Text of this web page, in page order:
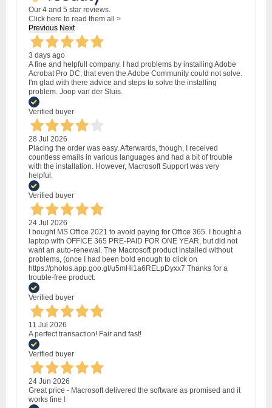
Our 4 and 5 star reviews.
Click here to read them all >
Previous Next
3 days ago
A fine and helpfull company. I had problems by installing Adobe
Acrobat Pro DC, that even the Adobe Community could not solve.
I'm glad with there advice and steps to solve the installing
problem. Joop van der Sluis.
Verified buyer
28 Jul 2026
Placing the order was easy. Afterwards, though, I received
countless emails in various languages and had a bit of trouble
with the installation. However, Macrosoft Support was very
helpful.
Verified buyer
24 Jul 2026
I bought MS Office 2021 to avoid paying for Office 365. I bought a
laptop with OFFICE 365 PRE-PAID FOR ONE YEAR, but did not
want an auto-renewal. The Macrosoft product installed without
problems, (once I had been bold enough to click on
https://photos.app.goo.gl/u5mHi1a6RELpDyxx7 Thanks for a
trouble-free product.
Verified buyer
11 Jul 2026
A perfect transaction! Fair and fast!
Verified buyer
24 Jun 2026
Great price - Macrosoft delivered the software as promised and it
works fine !